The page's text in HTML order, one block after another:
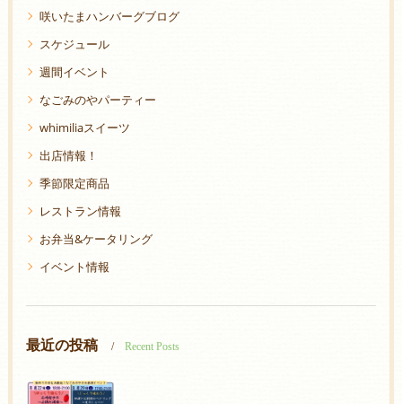
咲いたまハンバーグブログ
スケジュール
週間イベント
なごみのやパーティー
whimiliaスイーツ
出店情報！
季節限定商品
レストラン情報
お弁当&ケータリング
イベント情報
最近の投稿 Recent Posts